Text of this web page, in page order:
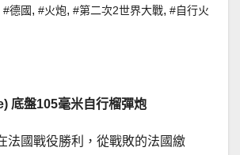
#德國, #火炮, #第二次2世界大戰, #自行火
底盤105毫米自行榴彈炮
法國戰役勝利，從戰敗的法國繳